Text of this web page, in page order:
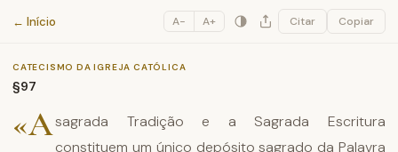
Catecismo da Igreja Católica
← Início A− A+ Citar Copiar
CATECISMO DA IGREJA CATÓLICA
§97
«Asagrada Tradição e a Sagrada Escritura
constituem um único depósito sagrado da Palavra